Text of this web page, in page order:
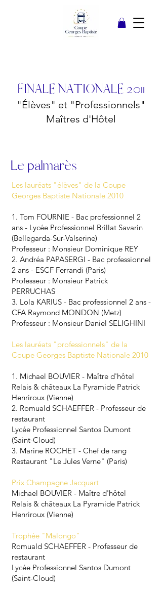
FINALE NATIONALE 2011
"Élèves" et "Professionnels"
Maîtres d'Hôtel
Le palmarès
Les lauréats "élèves" de la Coupe
Georges Baptiste Nationale 2010
1. Tom FOURNIE - Bac professionnel 2
ans - Lycée Professionnel Brillat Savarin
(Bellegarda-Sur-Valserine)
Professeur : Monsieur Dominique REY
2. Andréa PAPASERGI - Bac professionnel
2 ans - ESCF Ferrandi (Paris)
Professeur : Monsieur Patrick
PERRUCHAS
3. Lola KARIUS - Bac professionnel 2 ans -
CFA Raymond MONDON (Metz)
Professeur : Monsieur Daniel SELIGHINI
​Les lauréats "professionnels" de la
Coupe Georges Baptiste Nationale 2010
1. Michael BOUVIER - Maître d'hôtel
Relais & châteaux La Pyramide Patrick
Henriroux (Vienne)
2. Romuald SCHAEFFER - Professeur de
restaurant
Lycée Professionnel Santos Dumont
(Saint-Cloud)
​3. Marine ROCHET - Chef de rang
Restaurant "Le Jules Verne" (Paris)
Prix Champagne Jacquart
Michael BOUVIER - Maître d'hôtel
Relais & châteaux La Pyramide Patrick
Henriroux (Vienne)
Trophée "Malongo"
Romuald SCHAEFFER - Professeur de
restaurant
Lycée Professionnel Santos Dumont
(Saint-Cloud)